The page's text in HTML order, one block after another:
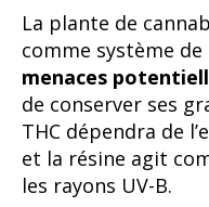
La plante de
comme système de
menaces
de conserver ses
THC dépendra de
et la résine agit
les rayons UV-B.